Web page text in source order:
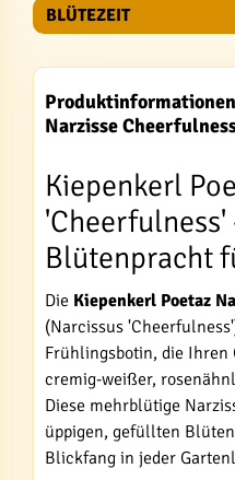
BLÜTEZEIT
Narzisse
Kiepenkerl
'Cheerfulness'
Blütenpracht
Die Kiepenkerl Poetaz
(Narcissus
Frühlingsbotin, die
cremig-weißer,
Diese mehrblütige
üppigen, gefüllten
Blickfang in jeder